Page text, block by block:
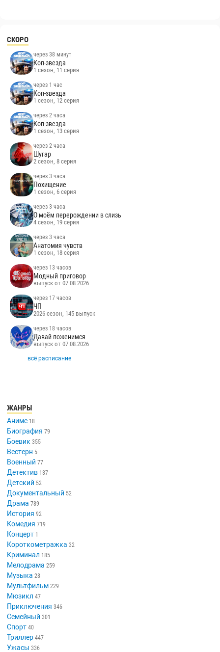
СКОРО
через 38 минут
Коп-звезда
1 сезон, 11 серия
через 1 час
Коп-звезда
1 сезон, 12 серия
через 2 часа
Коп-звезда
1 сезон, 13 серия
через 2 часа
Шугар
2 сезон, 8 серия
через 3 часа
Похищение
1 сезон, 6 серия
через 3 часа
О моём перерождении в слизь
4 сезон, 19 серия
через 3 часа
Анатомия чувств
1 сезон, 18 серия
через 13 часов
Модный приговор
выпуск от 07.08.2026
через 17 часов
ЧП
2026 сезон, 145 выпуск
через 18 часов
Давай поженимся
выпуск от 07.08.2026
всё расписание
ЖАНРЫ
Аниме 18
Биография 79
Боевик 355
Вестерн 5
Военный 77
Детектив 137
Детский 52
Документальный 52
Драма 789
История 92
Комедия 719
Концерт 1
Короткометражка 32
Криминал 185
Мелодрама 259
Музыка 28
Мультфильм 229
Мюзикл 47
Приключения 346
Семейный 301
Спорт 40
Триллер 447
Ужасы 336